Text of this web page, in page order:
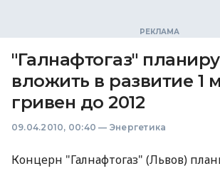
"Галнафтогаз"
вложить в развитие 1
гривен до 2012
09.04.2010, 00:40 — Энергетика
Концерн "Галнафтогаз" (Львов)